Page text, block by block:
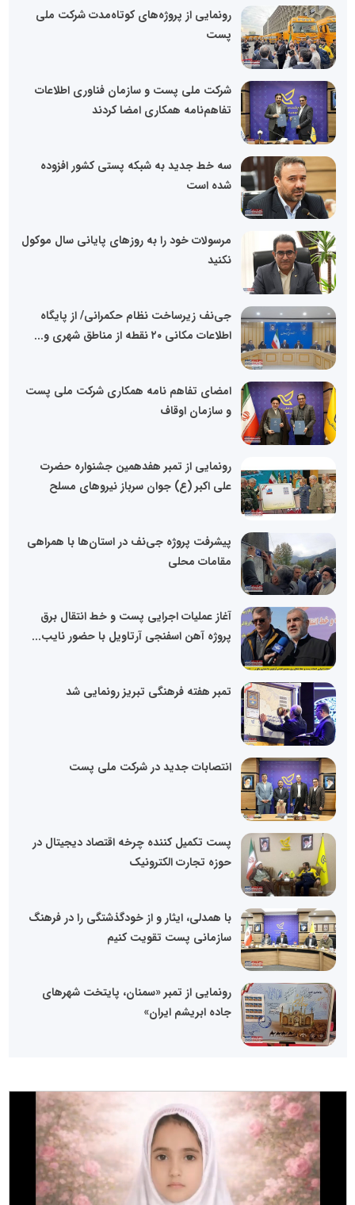
رونمایی از پروژه‌های کوتاه‌مدت شرکت ملی
پست
شرکت ملی پست و سازمان فناوری اطلاعات
تفاهم‌نامه همکاری امضا کردند
سه خط جدید به شبکه پستی کشور افزوده
شده است
مرسولات خود را به روز‌های پایانی سال موکول
نکنید
جی‌نف زیرساخت نظام حکمرانی/ از پایگاه
اطلاعات مکانی ۲٠ نقطه از مناطق شهری و...
امضای تفاهم نامه همکاری شرکت ملی پست
و سازمان اوقاف
رونمایی از تمبر هفدهمین جشنواره حضرت
علی اکبر (ع) جوان سرباز نیروهای مسلح
پیشرفت پروژه جی‌نف در استان‌ها با همراهی
مقامات محلی
آغاز عملیات اجرایی پست و خط انتقال برق
پروژه آهن اسفنجی آرتاویل با حضور نایب...
تمبر هفته فرهنگی تبریز رونمایی شد
انتصابات جدید در شرکت ملی پست
پست تکمیل کننده چرخه اقتصاد دیجیتال در
حوزه تجارت الکترونیک
با همدلی، ایثار و از خودگذشتگی را در فرهنگ
سازمانی پست تقویت کنیم
رونمایی از تمبر «سمنان، پایتخت شهرهای
جاده ابریشم ایران»